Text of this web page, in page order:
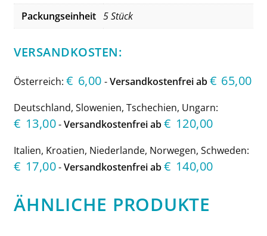
Packungseinheit 5 Stück
VERSANDKOSTEN:
Österreich: € 6,00 -Versandkostenfrei ab € 65,00
Deutschland, Slowenien, Tschechien, Ungarn:
€ 13,00-Versandkostenfrei ab€ 120,00
Italien, Kroatien, Niederlande, Norwegen, Schweden:
€ 17,00-Versandkostenfrei ab€ 140,00
ÄHNLICHE PRODUKTE